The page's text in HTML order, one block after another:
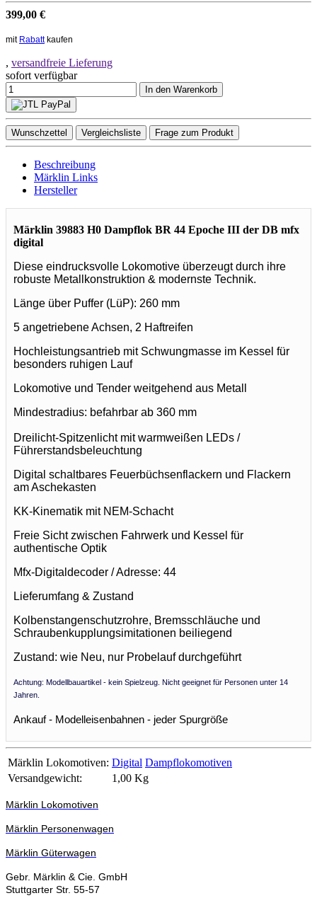
399,00 €
mit Rabattkaufen
, versandfreie Lieferung
sofort verfügbar
In den Warenkorb
Wunschzettel Vergleichsliste Frage zum Produkt
Beschreibung
Märklin Links
Hersteller
Märklin 39883 H0 Dampflok BR 44 Epoche III der DB mfx
digital
Diese eindrucksvolle Lokomotive überzeugt durch ihre
robuste Metallkonstruktion & modernste Technik.
Länge über Puffer (LüP): 260 mm
5 angetriebene Achsen, 2 Haftreifen
Hochleistungsantrieb mit Schwungmasse im Kessel für
besonders ruhigen Lauf
Lokomotive und Tender weitgehend aus Metall
Mindestradius: befahrbar ab 360 mm
Dreilicht-Spitzenlicht mit warmweißen LEDs /
Führerstandsbeleuchtung
Digital schaltbares Feuerbüchsenflackern und Flackern
am Aschekasten
KK-Kinematik mit NEM-Schacht
Freie Sicht zwischen Fahrwerk und Kessel für
authentische Optik
Mfx-Digitaldecoder / Adresse: 44
Lieferumfang & Zustand
Kolbenstangenschutzrohre, Bremsschläuche und
Schraubenkupplungsimitationen beiliegend
Zustand: wie Neu, nur Probelauf durchgeführt
Achtung: Modellbauartikel - kein Spielzeug. Nicht geeignet für Personen unter 14
Jahren.
Ankauf - Modelleisenbahnen - jeder Spurgröße
Märklin Lokomotiven: Digital Dampflokomotiven
Versandgewicht:
1,00 Kg
Märklin Lokomotiven
Märklin Personenwagen
Märklin Güterwagen
Gebr. Märklin & Cie. GmbH
Stuttgarter Str. 55-57